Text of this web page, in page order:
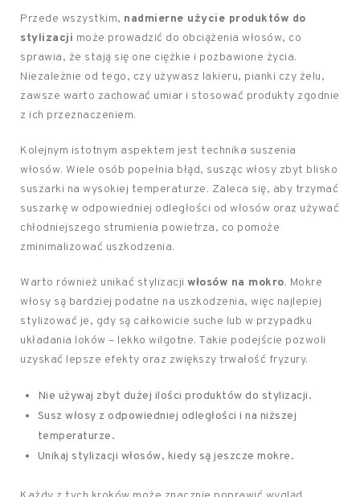
Przede wszystkim, nadmierne użycie produktów do
stylizacji może prowadzić do obciążenia włosów, co
sprawia, że stają się one ciężkie i pozbawione życia.
Niezależnie od tego, czy używasz lakieru, pianki czy żelu,
zawsze warto zachować umiar i stosować produkty zgodnie
z ich przeznaczeniem.
Kolejnym istotnym aspektem jest technika suszenia
włosów. Wiele osób popełnia błąd, susząc włosy zbyt blisko
suszarki na wysokiej temperaturze. Zaleca się, aby trzymać
suszarkę w odpowiedniej odległości od włosów oraz używać
chłodniejszego strumienia powietrza, co pomoże
zminimalizować uszkodzenia.
Warto również unikać stylizacji włosów na mokro. Mokre
włosy są bardziej podatne na uszkodzenia, więc najlepiej
stylizować je, gdy są całkowicie suche lub w przypadku
układania loków – lekko wilgotne. Takie podejście pozwoli
uzyskać lepsze efekty oraz zwiększy trwałość fryzury.
Nie używaj zbyt dużej ilości produktów do stylizacji.
Susz włosy z odpowiedniej odległości i na niższej
temperaturze.
Unikaj stylizacji włosów, kiedy są jeszcze mokre.